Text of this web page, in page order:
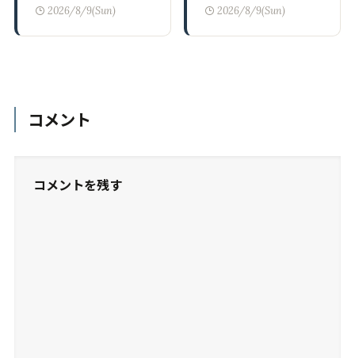
2026/8/9(Sun) 2026/8/9(Sun)
コメント
コメントを残す